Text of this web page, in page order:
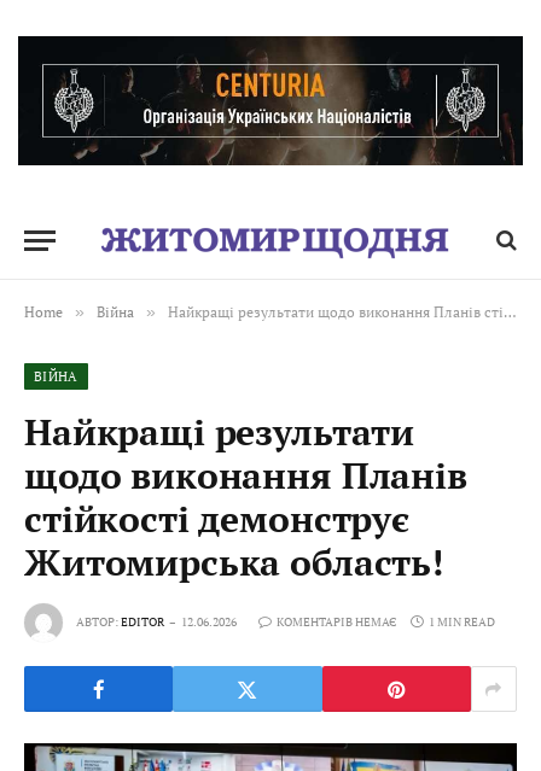
Home » Війна » Найкращі результати щодо виконання Планів стійкості демонструє Житомирська область!
ВІЙНА
Найкращі результати
щодо виконання Планів
стійкості демонструє
Житомирська область!
АВТОР:EDITOR 12.06.2026 КОМЕНТАРІВ НЕМАЄ 1 MIN READ